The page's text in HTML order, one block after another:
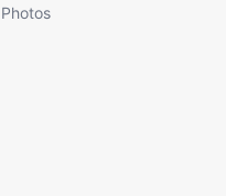
Photos